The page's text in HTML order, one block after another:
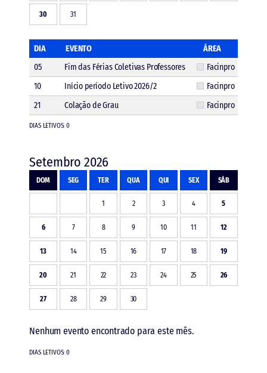
30 31
DIA EVENTO
ÁREA
05
Fim das Férias Coletivas Professores
Facinpro
10
Início período Letivo 2026/2
Facinpro
21
Colação de Grau Facinpro
DIAS LETIVOS: 0
Setembro 2026
DOM SEG TER QUA QUI SEX SÁB
1 2 3 4 5
6 7 8 9 10 11 12
13 14 15 16 17 18 19
20 21 22 23 24 25 26
27 28 29 30
Nenhum evento encontrado para este mês.
DIAS LETIVOS: 0